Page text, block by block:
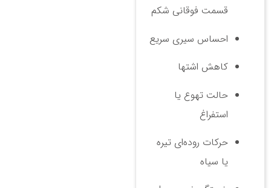
قسمت فوقانی شکم
احساس سیری سریع
کاهش اشتها
حالت تهوع یا
استفراغ
حرکات روده‌ای تیره
یا سیاه